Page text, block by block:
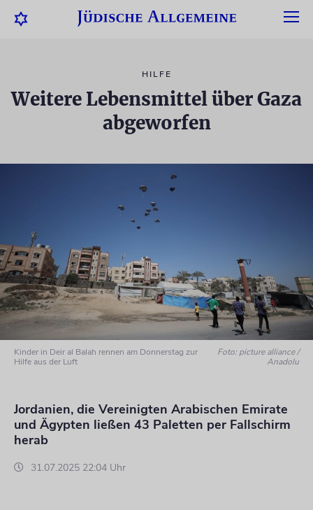
HILFE
Weitere Lebensmittel über Gaza
abgeworfen
Kinder in Deir al Balah rennen am Donnerstag zur
Hilfe aus der Luft
Foto: picture alliance /
Anadolu
Jordanien, die Vereinigten Arabischen Emirate
und Ägypten ließen 43 Paletten per Fallschirm
herab
31.07.2025 22:04 Uhr